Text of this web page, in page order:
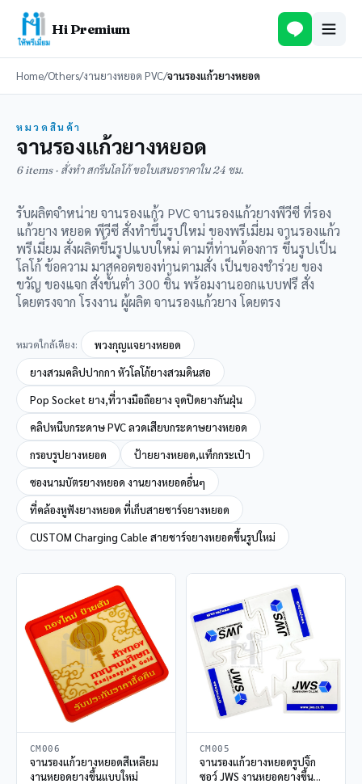
Hi Premium
Home/Others/งานยางหยอด PVC/จานรองแก้วยางหยอด
หมวดสินค้า
จานรองแก้วยางหยอด
6 items · สั่งทำ สกรีนโลโก้ ขอใบเสนอราคาใน 24 ชม.
รับผลิตจำหน่าย จานรองแก้ว PVC จานรองแก้วยางพีวีซี ที่รอง
แก้วยาง หยอด พีวีซี สั่งทำขึ้นรูปใหม่ ของพรีเมี่ยม จานรองแก้ว
พรีเมี่ยม สั่งผลิตขึ้นรูปแบบใหม่ ตามที่ท่านต้องการ ขึ้นรูปเป็น
โลโก้ ข้อความ มาสคอตของท่านตามสั่ง เป็นของชำร่วย ของ
ขวัญ ของแจก สั่งขั้นต่ำ 300 ชิ้น พร้อมงานออกแบบฟรี สั่ง
โดยตรงจาก โรงงาน ผู้ผลิต จานรองแก้วยาง โดยตรง
หมวดใกล้เคียง:
พวงกุญแจยางหยอด
ยางสวมคลิปปากกา หัวโลโก้ยางสวมดินสอ
Pop Socket ยาง,ที่วางมือถือยาง จุดปิดยางกันฝุ่น
คลิปหนีบกระดาษ PVC ลวดเสียบกระดาษยางหยอด
กรอบรูปยางหยอด
ป้ายยางหยอด,แท็กกระเป๋า
ซองนามบัตรยางหยอด งานยางหยอดอื่นๆ
ที่คล้องหูฟังยางหยอด ที่เก็บสายชาร์จยางหยอด
CUSTOM Charging Cable สายชาร์จยางหยอดขึ้นรูปใหม่
CM006
จานรองแก้วยางหยอดสี่เหลี่ยม
งานหยอดยางขึ้นแบบใหม่
CM005
จานรองแก้วยางหยอดรูปจิ๊ก
ซอว์ JWS งานหยอดยางขึ้น